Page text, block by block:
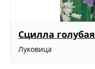
Сцилла голубая
Луковица